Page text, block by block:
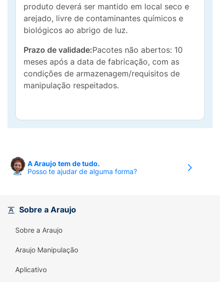
produto deverá ser mantido em local seco e
arejado, livre de contaminantes químicos e
biológicos ao abrigo de luz.
Prazo de validade:Pacotes não abertos: 10
meses após a data de fabricação, com as
condições de armazenagem/requisitos de
manipulação respeitados.
A Araujo tem de tudo.
Posso te ajudar de alguma forma?
Sobre a Araujo
Sobre a Araujo
Araujo Manipulação
Aplicativo